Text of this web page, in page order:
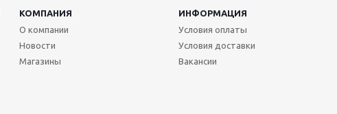
КОМПАНИЯ ИНФОРМАЦИЯ
О компании
Новости
Магазины
Условия оплаты
Условия доставки
Вакансии